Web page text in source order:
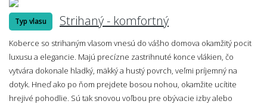
Typ vlasu Strihaný - komfortný
Koberce so strihaným vlasom vnesú do vášho domova okamžitý pocit
luxusu a elegancie. Majú precízne zastrihnuté konce vlákien, čo
vytvára dokonale hladký, mäkký a hustý povrch, veľmi príjemný na
dotyk. Hneď ako po ňom prejdete bosou nohou, okamžite ucítite
hrejivé pohodlie. Sú tak snovou voľbou pre obývacie izby alebo